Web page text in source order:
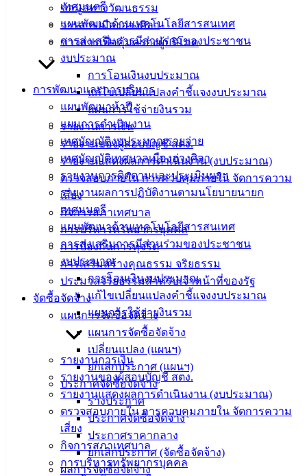
เทศมนตรี
แผนพัฒนาด้านเทคโนโลยีสารสนเทศ
การส่งเสริมการมีส่วนร่วมของประชาชน
งบประมาณ
การโอนเงินงบประมาณ
แก้ไขเปลี่ยนแปลงคำชี้แจงงบประมาณ
แผนการใช้จ่ายงินรวม
รายงานการเงิน
รายงานของผู้สอบบัญชี สตง.
รายงานแสดงผลการดำเนินงาน (งบประมาณ)
ตรวจสอบภายใน การควบคุมภายใน จัดการความ
เสี่ยง
กิจการสภาเทศบาล
การบริหารทรัพยากรบุคคล
การป้องกันการทุจริต
การเสริมสร้างคุณธรรม จริยธรรม
ประมวลจริยธรรมสำหรับเจ้าหน้าที่ของรัฐ
จัดซื้อจัดจ้าง
แผนการจัดซื้อจัดจ้าง
แผนการจัดซื้อจัดจ้าง
เปลี่ยนแปลง (แผนฯ)
ยกเลิกประกาศ (แผนฯ)
ประกาศจัดซื้อจัดจ้าง
ร่างประกาศ
ประกาศจัดซื้อจัดจ้าง
ประกาศราคากลาง
ยกเลิกประกาศ (จัดซื้อจัดจ้าง)
ผลการจัดซื้อจัดจ้าง
ข้อมูลทางวัฒนธรรม
วารสารเมืองอ่างศิลา
ข่าวสารเพื่อคุ้มครองผู้บริโภค
การพัฒนาและการบริหาร
แผนพัฒนาห้าปี
แผนการดำเนินงาน
เทศบัญญัติงบประมาณรายจ่าย
เทศบัญญัติเทศบาลเมืองอ่างศิลา
รายงานการติดตามและประเมินผลฯ
รายงานผลการปฏิบัติงานตามนโยบายนายก
เทศมนตรี
แผนพัฒนาด้านเทคโนโลยีสารสนเทศ
การส่งเสริมการมีส่วนร่วมของประชาชน
งบประมาณ
การโอนเงินงบประมาณ
แก้ไขเปลี่ยนแปลงคำชี้แจงงบประมาณ
แผนการใช้จ่ายงินรวม
รายงานการเงิน
รายงานของผู้สอบบัญชี สตง.
รายงานแสดงผลการดำเนินงาน (งบประมาณ)
ตรวจสอบภายใน การควบคุมภายใน จัดการความ
เสี่ยง
กิจการสภาเทศบาล
การบริหารทรัพยากรบุคคล
ดาวน์โหลด
แบบ
ฟอร์ม,
เอกสาร
สำหรับ
ประชาชน/
คู่มือการ
ปฏิบัติ
งาน
ข่าวสาร
น่ารู้
ศุนย์
ข้อมูล
ข่าวสาร
อิเล็กทรอนิกส์
องค์
ความรู้
(Knowledge
Management)
เทศบาล
สายตรง
นายก
ประวัติ